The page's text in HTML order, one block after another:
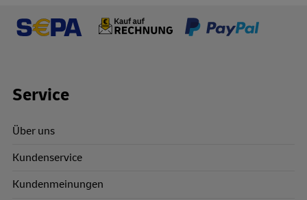
Footer Links
Service
Über uns
Kundenservice
Kundenmeinungen